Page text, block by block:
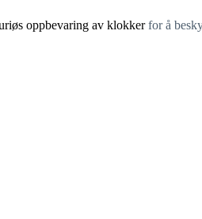
oppbevaring av klokkerfor å